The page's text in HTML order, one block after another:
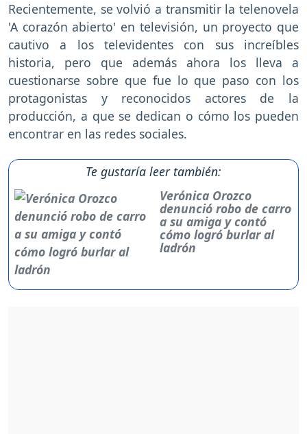
Recientemente, se volvió a transmitir la telenovela
'A corazón abierto' en televisión, un proyecto que
cautivo a los televidentes con sus increíbles
historia, pero que además ahora los lleva a
cuestionarse sobre que fue lo que paso con los
protagonistas y reconocidos actores de la
producción, a que se dedican o cómo los pueden
encontrar en las redes sociales.
Te gustaría leer también:
Verónica Orozco
denunció robo de carro
a su amiga y contó
cómo logró burlar al
ladrón